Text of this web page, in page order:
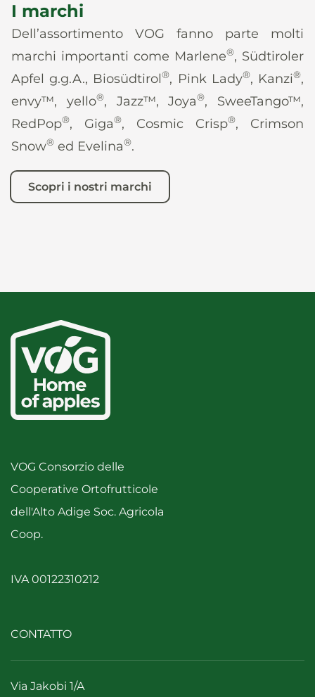
I marchi
Dell’assortimento VOG fanno parte molti
marchi importanti come Marlene®, Südtiroler
Apfel g.g.A., Biosüdtirol®, Pink Lady®, Kanzi®,
envy™, yello®, Jazz™, Joya®, SweeTango™,
RedPop®, Giga®, Cosmic Crisp®, Crimson
Snow® ed Evelina®.
Scopri i nostri marchi
VOG Consorzio delle
Cooperative Ortofrutticole
dell'Alto Adige Soc. Agricola
Coop.
IVA 00122310212
CONTATTO
Via Jakobi 1/A